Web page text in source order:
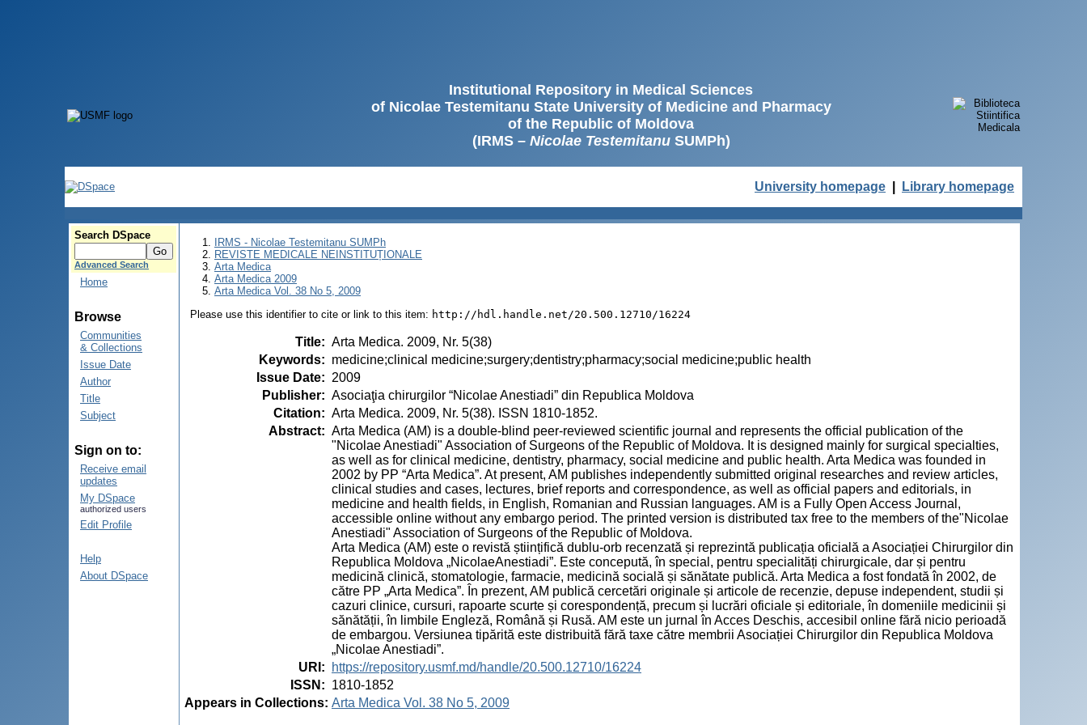
Institutional Repository in Medical Sciences
of Nicolae Testemitanu State University of Medicine and Pharmacy
of the Republic of Moldova
(IRMS – Nicolae TestemitanuSUMPh)
University homepage Library homepage
Search DSpace
Advanced Search
Home
Browse
Communities
& Collections
Issue Date
Author
Title
Subject
Sign on to:
Receive email
updates
My DSpace
authorized users
Edit Profile
Help
About DSpace
IRMS - Nicolae Testemitanu SUMPh
REVISTE MEDICALE NEINSTITUȚIONALE
Arta Medica
Arta Medica 2009
Arta Medica Vol. 38 No 5, 2009
Please use this identifier to cite or link to this item: http://hdl.handle.net/20.500.12710/16224
Title: Arta Medica. 2009, Nr. 5(38)
Keywords: medicine;clinical medicine;surgery;dentistry;pharmacy;social medicine;public health
Issue Date: 2009
Publisher: Asociaţia chirurgilor “Nicolae Anestiadi” din Republica Moldova
Citation: Arta Medica. 2009, Nr. 5(38). ISSN 1810-1852.
Abstract: Arta Medica (AM) is a double-blind peer-reviewed scientific journal and represents the official publication of the
"Nicolae Anestiadi" Association of Surgeons of the Republic of Moldova. It is designed mainly for surgical specialties,
as well as for clinical medicine, dentistry, pharmacy, social medicine and public health. Arta Medica was founded in
2002 by PP “Arta Medica”. At present, AM publishes independently submitted original researches and review articles,
clinical studies and cases, lectures, brief reports and correspondence, as well as official papers and editorials, in
medicine and health fields, in English, Romanian and Russian languages. AM is a Fully Open Access Journal,
accessible online without any embargo period. The printed version is distributed tax free to the members of the"Nicolae
Anestiadi" Association of Surgeons of the Republic of Moldova.
Arta Medica (AM) este o revistă științifică dublu-orb recenzată și reprezintă publicația oficială a Asociației Chirurgilor din
Republica Moldova „NicolaeAnestiadi”. Este concepută, în special, pentru specialități chirurgicale, dar și pentru
medicină clinică, stomatologie, farmacie, medicină socială și sănătate publică. Arta Medica a fost fondată în 2002, de
către PP „Arta Medica”. În prezent, AM publică cercetări originale și articole de recenzie, depuse independent, studii și
cazuri clinice, cursuri, rapoarte scurte și corespondență, precum și lucrări oficiale și editoriale, în domeniile medicinii și
sănătății, în limbile Engleză, Română și Rusă. AM este un jurnal în Acces Deschis, accesibil online fără nicio perioadă
de embargou. Versiunea tipărită este distribuită fără taxe către membrii Asociației Chirurgilor din Republica Moldova
„Nicolae Anestiadi”.
URI :
https://repository.usmf.md/handle/20.500.12710/16224
ISSN : 1810-1852
Appears in Collections: Arta Medica Vol. 38 No 5, 2009